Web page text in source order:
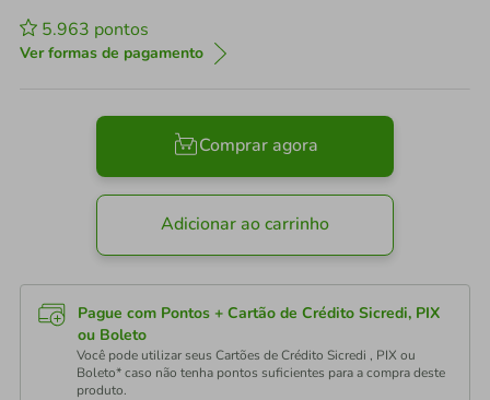
5.963 pontos
Ver formas de pagamento
Comprar agora
Adicionar ao carrinho
Pague com Pontos + Cartão de Crédito Sicredi, PIX
ou Boleto
Você pode utilizar seus Cartões de Crédito Sicredi , PIX ou
Boleto* caso não tenha pontos suficientes para a compra deste
produto.